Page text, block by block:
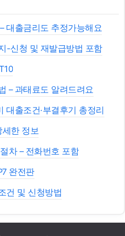
대출금리도 추정가능해요
-신청 및 재발급방법 포함
– 과태료도 알려드려요
대출조건·부결후기 총정리
세한 정보
차 – 전화번호 포함
완전판
건 및 신청방법